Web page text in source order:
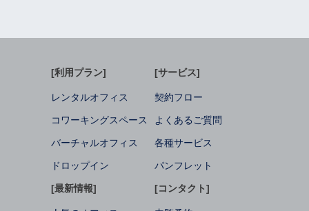
[利用プラン]
レンタルオフィス
コワーキングスペース
バーチャルオフィス
ドロップイン
[サービス]
契約フロー
よくあるご質問
各種サービス
パンフレット
[最新情報] [コンタクト]